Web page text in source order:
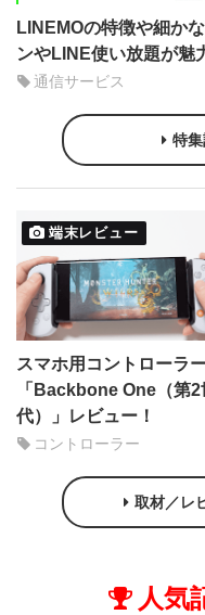
LINEMOの特徴や細か
ンやLINE使い放題が魅
通信サービス
特
端末レビュー
スマホ用コントローラ
「Backbone One（第2
代）」レビュー！
コントローラー
取材／レ
人気